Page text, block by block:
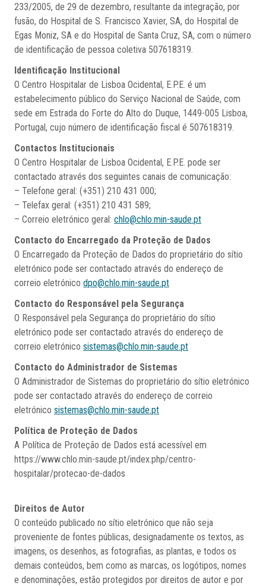
233/2005, de 29 de dezembro, resultante da integração, por
fusão, do Hospital de S. Francisco Xavier, SA, do Hospital de
Egas Moniz, SA e do Hospital de Santa Cruz, SA, com o número
de identificação de pessoa coletiva 507618319.
Identificação Institucional
O Centro Hospitalar de Lisboa Ocidental, E.P.E. é um
estabelecimento público do Serviço Nacional de Saúde, com
sede em Estrada do Forte do Alto do Duque, 1449-005 Lisboa,
Portugal, cujo número de identificação fiscal é 507618319.
Contactos Institucionais
O Centro Hospitalar de Lisboa Ocidental, E.P.E. pode ser
contactado através dos seguintes canais de comunicação:
– Telefone geral: (+351) 210 431 000;
– Telefax geral: (+351) 210 431 589;
– Correio eletrónico geral:chlo@chlo.min-saude.pt
Contacto do Encarregado da Proteção de Dados
O Encarregado da Proteção de Dados do proprietário do sítio
eletrónico pode ser contactado através do endereço de
correio eletrónicodpo@chlo.min-saude.pt
Contacto do Responsável pela Segurança
O Responsável pela Segurança do proprietário do sítio
eletrónico pode ser contactado através do endereço de
correio eletrónicosistemas@chlo.min-saude.pt
Contacto do Administrador de Sistemas
O Administrador de Sistemas do proprietário do sítio eletrónico
pode ser contactado através do endereço de correio
eletrónicosistemas@chlo.min-saude.pt
Política de Proteção de Dados
A Política de Proteção de Dados está acessível em
https://www.chlo.min-saude.pt/index.php/centro-
hospitalar/protecao-de-dados
Direitos de Autor
O conteúdo publicado no sítio eletrónico que não seja
proveniente de fontes públicas, designadamente os textos, as
imagens, os desenhos, as fotografias, as plantas, e todos os
demais conteúdos, bem como as marcas, os logótipos, nomes
e denominações, estão protegidos por direitos de autor e por